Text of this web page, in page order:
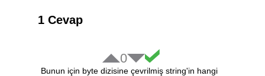
1 Cevap
0
Bunun için byte dizisine çevrilmiş string'in hangi